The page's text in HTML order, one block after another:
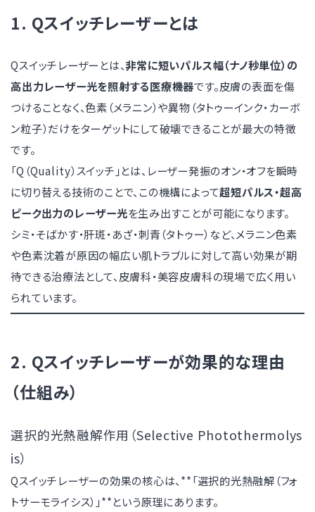
1. Qスイッチレーザーとは
Qスイッチレーザーとは、非常に短いパルス幅（ナノ秒単位）の
高出力レーザー光を照射する医療機器です。皮膚の表面を傷
つけることなく、色素（メラニン）や異物（タトゥーインク・カーボ
ン粒子）だけをターゲットにして破壊できることが最大の特徴
です。
「Q（Quality）スイッチ」とは、レーザー発振のオン・オフを瞬時
に切り替える技術のことで、この機構によって超短パルス・超高
ピーク出力のレーザー光を生み出すことが可能になります。
シミ・そばかす・肝斑・あざ・刺青（タトゥー）など、メラニン色素
や色素沈着が原因の幅広い肌トラブルに対して高い効果が期
待できる治療法として、皮膚科・美容皮膚科の現場で広く用い
られています。
2. Qスイッチレーザーが効果的な理由
（仕組み）
選択的光熱融解作用（Selective Photothermolys
is）
Qスイッチレーザーの効果の核心は、**「選択的光熱融解（フォ
トサーモライシス）」**という原理にあります。